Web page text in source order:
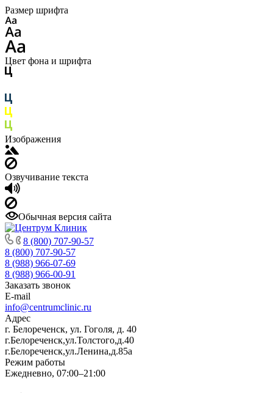
Размер шрифта
Цвет фона и шрифта
Изображения
Озвучивание текста
Обычная версия сайта
8 (800) 707-90-57
8 (800) 707-90-57
8 (988) 966-07-69
8 (988) 966-00-91
Заказать звонок
E-mail
info@centrumclinic.ru
Адрес
г. Белореченск, ул. Гоголя, д. 40
г.Белореченск,ул.Толстого,д.40
г.Белореченск,ул.Ленина,д.85а
Режим работы
Ежедневно, 07:00–21:00